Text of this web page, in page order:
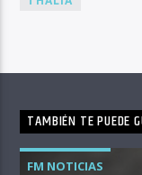
TAMBIÉN TE PUEDE
FM NOTICIAS